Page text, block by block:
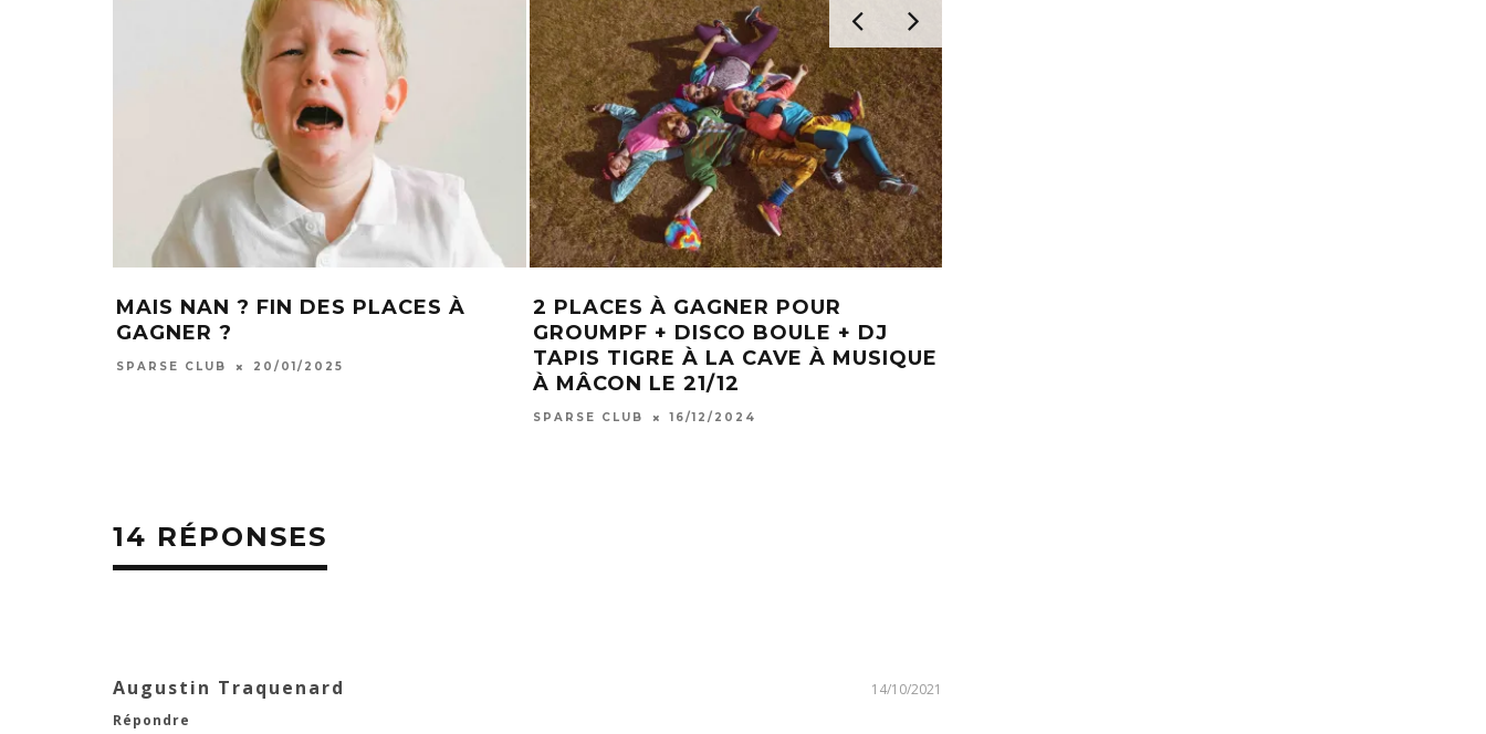
MAIS NAN ? FIN DES PLACES À
GAGNER ?
SPARSE CLUB 20/01/2025
2 PLACES À GAGNER POUR
GROUMPF + DISCO BOULE + DJ
TAPIS TIGRE À LA CAVE À MUSIQUE
À MÂCON LE 21/12
SPARSE CLUB 16/12/2024
14 RÉPONSES
14/10/2021
Augustin Traquenard
Répondre